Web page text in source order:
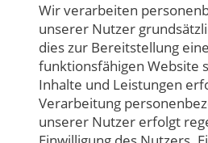
Wir verarbeiten
unserer Nutzer
dies zur Bereitstellung
funktionsfähigen Website
Inhalte und Leistungen
Verarbeitung
unserer Nutzer erfolgt